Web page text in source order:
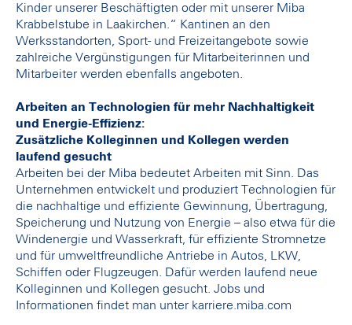
Kinder unserer Beschäftigten oder mit unserer Miba
Krabbelstube in Laakirchen.“ Kantinen an den
Werksstandorten, Sport- und Freizeitangebote sowie
zahlreiche Vergünstigungen für Mitarbeiterinnen und
Mitarbeiter werden ebenfalls angeboten.
Arbeiten an Technologien für mehr Nachhaltigkeit
und Energie-Effizienz:
Zusätzliche Kolleginnen und Kollegen werden
laufend gesucht
Arbeiten bei der Miba bedeutet Arbeiten mit Sinn. Das
Unternehmen entwickelt und produziert Technologien für
die nachhaltige und effiziente Gewinnung, Übertragung,
Speicherung und Nutzung von Energie – also etwa für die
Windenergie und Wasserkraft, für effiziente Stromnetze
und für umweltfreundliche Antriebe in Autos, LKW,
Schiffen oder Flugzeugen. Dafür werden laufend neue
Kolleginnen und Kollegen gesucht. Jobs und
Informationen findet man unter karriere.miba.com